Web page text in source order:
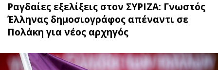
Ραγδαίες εξελίξεις στον ΣΥΡΙΖΑ: Γνωστός
Έλληνας δημοσιογράφος απέναντι σε
Πολάκη για νέος αρχηγός